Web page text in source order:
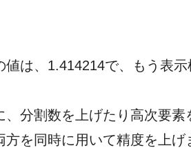
値は、1.414214で、もう表
、分割数を上げたり高次要素
方を同時に用いて精度を上げ